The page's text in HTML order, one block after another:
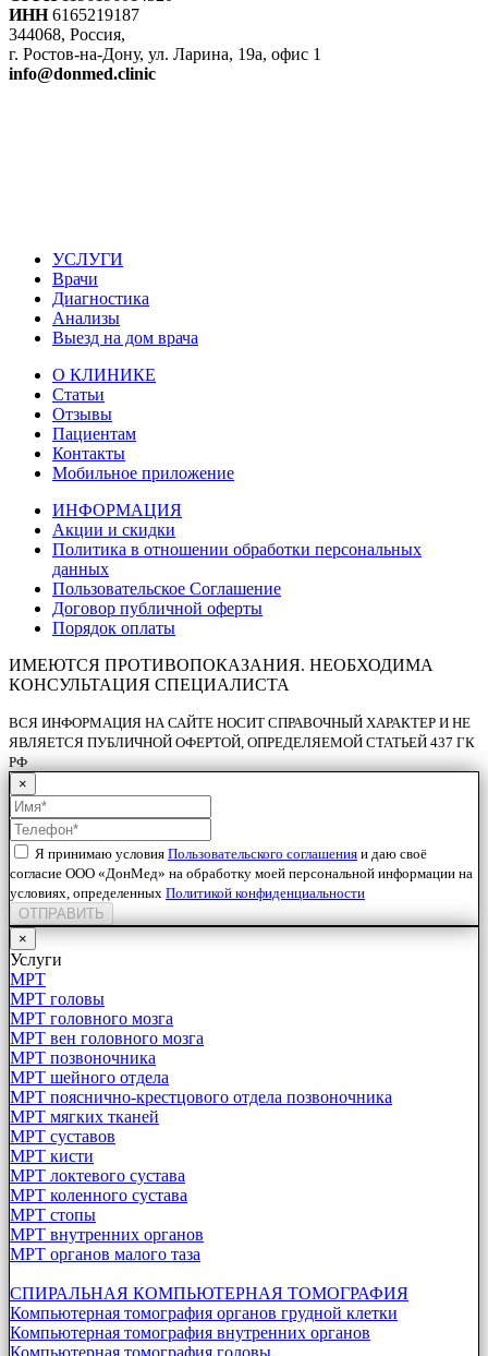
ИНН6165219187
344068, Россия,
г. Ростов-на-Дону, ул. Ларина, 19а, офис 1
info@donmed.clinic
УСЛУГИ
Врачи
Диагностика
Анализы
Выезд на дом врача
О КЛИНИКЕ
Статьи
Отзывы
Пациентам
Контакты
Мобильное приложение
ИНФОРМАЦИЯ
Акции и скидки
Политика в отношении обработки персональных
данных
Пользовательское Соглашение
Договор публичной оферты
Порядок оплаты
ИМЕЮТСЯ ПРОТИВОПОКАЗАНИЯ. НЕОБХОДИМА
КОНСУЛЬТАЦИЯ СПЕЦИАЛИСТА
ВСЯ ИНФОРМАЦИЯ НА САЙТЕ НОСИТ СПРАВОЧНЫЙ ХАРАКТЕР И НЕ
ЯВЛЯЕТСЯ ПУБЛИЧНОЙ ОФЕРТОЙ, ОПРЕДЕЛЯЕМОЙ СТАТЬЕЙ 437 ГК
РФ
×
Я принимаю условия Пользовательского соглашения и даю своё
согласие ООО «ДонМед» на обработку моей персональной информации на
условиях, определенных Политикой конфиденциальности
ОТПРАВИТЬ
×
Услуги
МРТ
МРТ головы
МРТ головного мозга
МРТ вен головного мозга
МРТ позвоночника
МРТ шейного отдела
МРТ пояснично-крестцового отдела позвоночника
МРТ мягких тканей
МРТ суставов
МРТ кисти
МРТ локтевого сустава
МРТ коленного сустава
МРТ стопы
МРТ внутренних органов
МРТ органов малого таза
СПИРАЛЬНАЯ КОМПЬЮТЕРНАЯ ТОМОГРАФИЯ
Компьютерная томография органов грудной клетки
Компьютерная томография внутренних органов
Компьютерная томография головы